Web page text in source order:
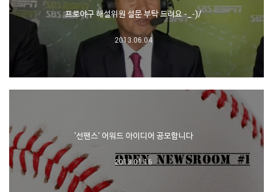
프로야구 해설위원 설문 부탁 드려요 -_-)/
2013.06.04
'선팬스' 어워드 아이디어 공모합니다
2013.01.16